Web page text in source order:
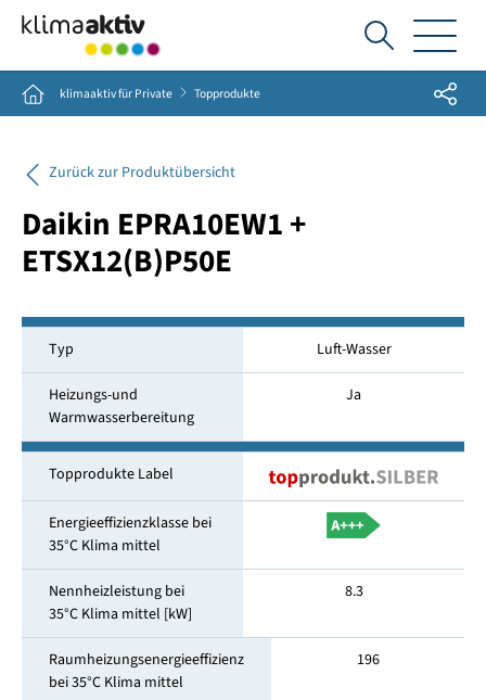
Ich
suche...
Home klimaaktiv für Private Topprodukte Share
Zurück zur Produktübersicht
Daikin EPRA10EW1 +
ETSX12(B)P50E
Typ Luft-Wasser
Heizungs-und
Warmwasserbereitung
Ja
Topprodukte Label
Energieeffizienzklasse bei
35°C Klima mittel
Nennheizleistung bei
35°C Klima mittel [kW]
8.3
Raumheizungsenergieeffizienz
bei 35°C Klima mittel
196